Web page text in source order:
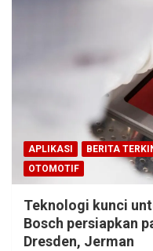
APLIKASI BERITA
OTOMOTIF
Teknologi kunci
Bosch persiapkan
Dresden, Jerman